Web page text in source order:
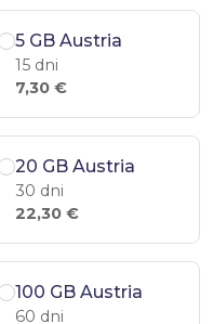
5 GB Austria
15 dni
7,30 €
20 GB Austria
30 dni
22,30 €
100 GB Austria
60 dni